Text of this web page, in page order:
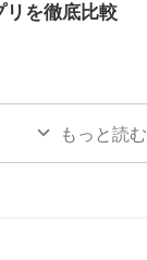
リを徹底比較
もっと読む